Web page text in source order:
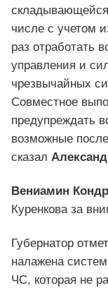
складывающейся
числе с учетом
раз отработать
управления и
чрезвычайных
Совместное
предупреждать
возможные
сказал
Вениамин
Куренкова за
Губернатор
налажена
ЧС, которая не